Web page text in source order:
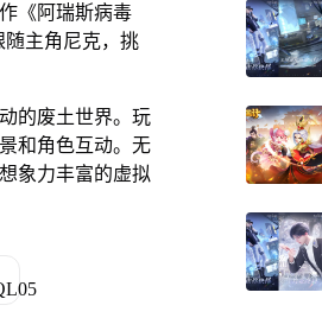
《阿瑞斯病毒
随主角尼克，挑
的废土世界。玩
和角色互动。无
象力丰富的虚拟